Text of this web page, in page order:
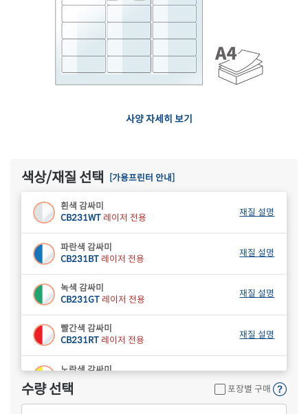
사양 자세히 보기
색상/재질 선택 [가용프린터 안내]
흰색 감싸미
CB231WT 레이저 전용
재질 설명
파란색 감싸미
CB231BT 레이저 전용
재질 설명
녹색 감싸미
CB231GT 레이저 전용
재질 설명
빨간색 감싸미
CB231RT 레이저 전용
재질 설명
노란색 감싸미
CB231YT
재질 설명
수량 선택 포장별 구매